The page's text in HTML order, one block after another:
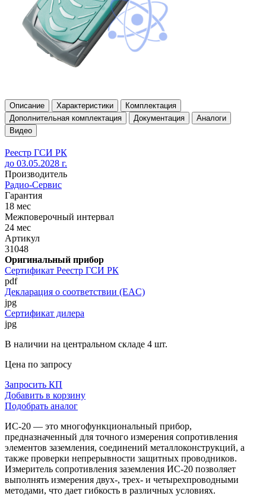
Описание Характеристики
Комплектация
Дополнительная комплектация
Документация
Аналоги
Видео
Реестр ГСИ РК
до 03.05.2028 г.
Производитель
Радио-Сервис
Гарантия
18 мес
Межповерочный интервал
24 мес
Артикул
31048
Оригинальный прибор
Сертификат Реестр ГСИ РК
pdf
Декларация о соответствии (EAC)
jpg
Сертификат дилера
jpg
В наличии на центральном складе 4 шт.
Цена по запросу
Запросить КП
Добавить в корзину
Подобрать аналог
ИС-20 — это многофункциональный прибор,
предназначенный для точного измерения сопротивления
элементов заземления, соединений металлоконструкций, а
также проверки непрерывности защитных проводников.
Измеритель сопротивления заземления ИС-20 позволяет
выполнять измерения двух-, трех- и четырехпроводными
методами, что дает гибкость в различных условиях.